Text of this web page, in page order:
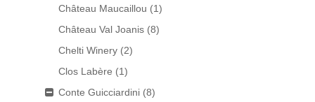
Château Maucaillou (1)
Château Val Joanis (8)
Chelti Winery (2)
Clos Labère (1)
Conte Guicciardini (8)